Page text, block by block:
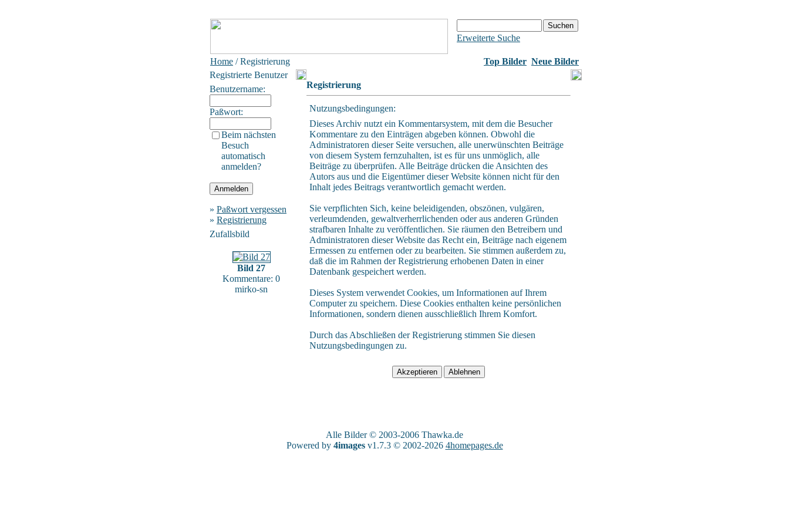
Erweiterte Suche
Home / Registrierung Top Bilder Neue Bilder
Registrierte Benutzer
Benutzername:
Paßwort:
Beim nächsten
Besuch
automatisch
anmelden?
» Paßwort vergessen
» Registrierung
Zufallsbild
Bild 27
Kommentare: 0
mirko-sn
Registrierung
Nutzungsbedingungen:
Dieses Archiv nutzt ein Kommentarsystem, mit dem die Besucher
Kommentare zu den Einträgen abgeben können. Obwohl die
Administratoren dieser Seite versuchen, alle unerwünschten Beiträge
von diesem System fernzuhalten, ist es für uns unmöglich, alle
Beiträge zu überprüfen. Alle Beiträge drücken die Ansichten des
Autors aus und die Eigentümer dieser Website können nicht für den
Inhalt jedes Beitrags verantwortlich gemacht werden.
Sie verpflichten Sich, keine beleidigenden, obszönen, vulgären,
verleumdenden, gewaltverherrlichenden oder aus anderen Gründen
strafbaren Inhalte zu veröffentlichen. Sie räumen den Betreibern und
Administratoren dieser Website das Recht ein, Beiträge nach eigenem
Ermessen zu entfernen oder zu bearbeiten. Sie stimmen außerdem zu,
daß die im Rahmen der Registrierung erhobenen Daten in einer
Datenbank gespeichert werden.
Dieses System verwendet Cookies, um Informationen auf Ihrem
Computer zu speichern. Diese Cookies enthalten keine persönlichen
Informationen, sondern dienen ausschließlich Ihrem Komfort.
Durch das Abschließen der Registrierung stimmen Sie diesen
Nutzungsbedingungen zu.
Alle Bilder © 2003-2006 Thawka.de
Powered by 4imagesv1.7.3 © 2002-2026 4homepages.de